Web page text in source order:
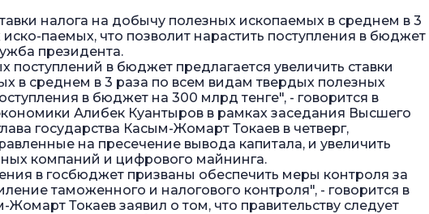
налога на добычу полезных ископаемых в среднем в 3
паемых, что позволит нарастить поступления в бюджет
президента.
в бюджет предлагается увеличить ставки
в среднем в 3 раза по всем видам твердых полезных
в бюджет на 300 млрд тенге", - говорится в
Алибек Куантыров в рамках заседания Высшего
государства Касым-Жомарт Токаев в четверг,
на пресечение вывода капитала, и увеличить
компаний и цифрового майнинга.
в госбюджет призваны обеспечить меры контроля за
таможенного и налогового контроля", - говорится в
Токаев заявил о том, что правительству следует